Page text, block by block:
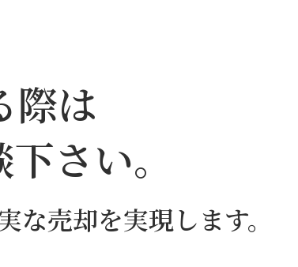
際は
さい。
売却を実現します。